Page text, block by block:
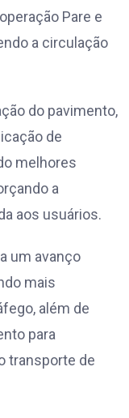
Pare e
a circulação
do pavimento,
de
melhores
a
aos usuários.
um avanço
mais
além de
para
transporte de